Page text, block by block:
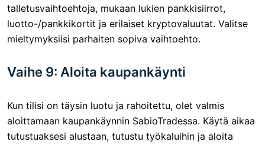
talletusvaihtoehtoja, mukaan lukien pankkisiirrot,
luotto-/pankkikortit ja erilaiset kryptovaluutat. Valitse
mieltymyksiisi parhaiten sopiva vaihtoehto.
Vaihe 9: Aloita kaupankäynti
Kun tilisi on täysin luotu ja rahoitettu, olet valmis
aloittamaan kaupankäynnin SabioTradessa. Käytä aikaa
tutustuaksesi alustaan, tutustu työkaluihin ja aloita